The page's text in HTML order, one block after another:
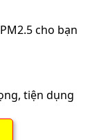
cho bạn
tiện dụng